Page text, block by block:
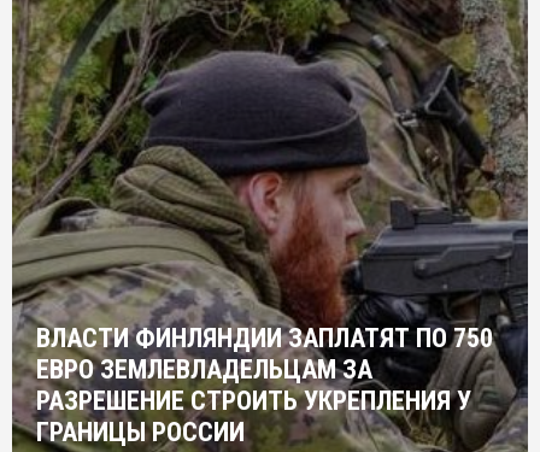
ВЛАСТИ ФИНЛЯНДИИ ЗАПЛАТЯТ ПО 750
ЕВРО ЗЕМЛЕВЛАДЕЛЬЦАМ ЗА
РАЗРЕШЕНИЕ СТРОИТЬ УКРЕПЛЕНИЯ У
ГРАНИЦЫ РОССИИ